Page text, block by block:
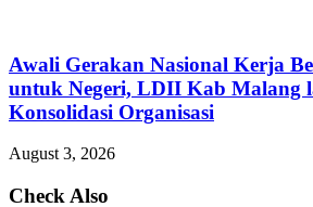
Awali Gerakan Nasional Kerja
untuk Negeri, LDII Kab Malang
Konsolidasi Organisasi
August 3, 2026
Check Also